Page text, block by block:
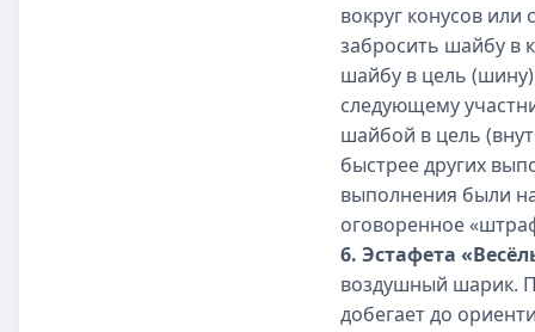
вокруг конусов
забросить шайбу в
шайбу в цель
следующему
шайбой в цель
быстрее других
выполнения были
оговоренное
6. Эстафета
воздушный шарик.
добегает до